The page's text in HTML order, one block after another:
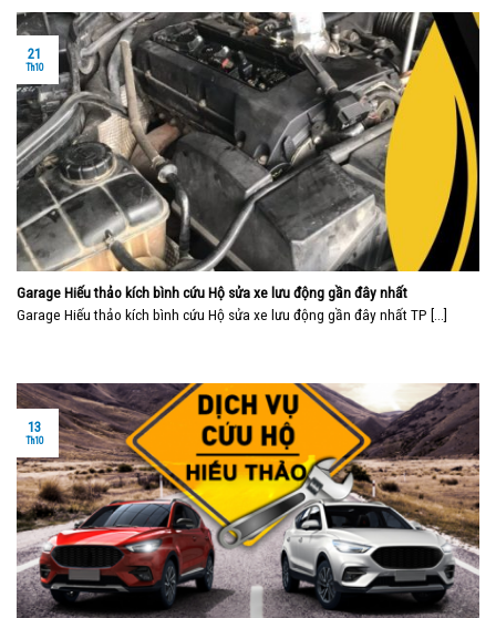
Garage Hiếu thảo kích bình cứu Hộ sửa xe lưu động gần đây nhất
Garage Hiếu thảo kích bình cứu Hộ sửa xe lưu động gần đây nhất TP [...]
21
Th10
13
Th10